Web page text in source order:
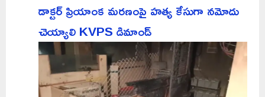
డాక్టర్ ప్రియాంక మరణంపై హత్య కేసుగా నమోదు
చెయ్యాలి KVPS డిమాండ్